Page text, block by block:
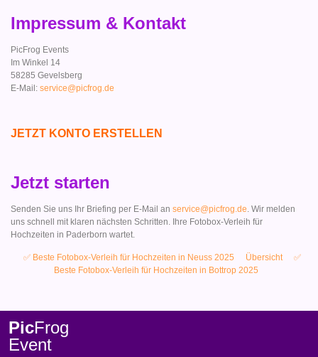
Impressum & Kontakt
PicFrog Events
Im Winkel 14
58285 Gevelsberg
E-Mail: service@picfrog.de
JETZT KONTO ERSTELLEN
Jetzt starten
Senden Sie uns Ihr Briefing per E-Mail an service@picfrog.de . Wir melden
uns schnell mit klaren nächsten Schritten. Ihre Fotobox-Verleih für
Hochzeiten in Paderborn wartet.
✅ Beste Fotobox-Verleih für Hochzeiten in Neuss 2025 Übersicht
✅
Beste Fotobox-Verleih für Hochzeiten in Bottrop 2025
PicFrog
Event